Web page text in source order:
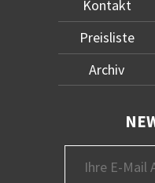
Kontakt
Preisliste
Archiv